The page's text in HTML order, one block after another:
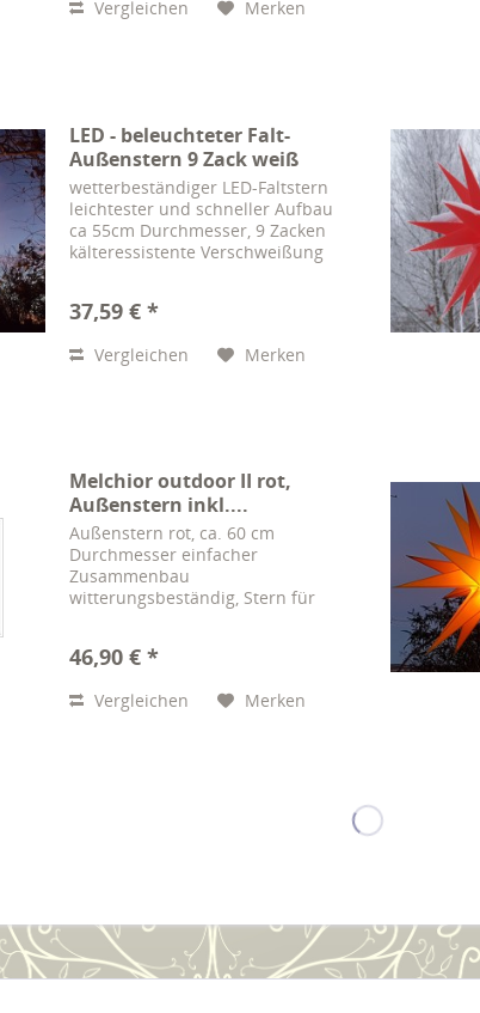
werden. Jede davon ist ein...
Vergleichen Merken
LED - beleuchteter Falt-
Außenstern 9 Zack weiß
wetterbeständiger LED-Faltstern
leichtester und schneller Aufbau
ca 55cm Durchmesser, 9 Zacken
kälteressistente Verschweißung
Hochwertig verarbeiteter,
37,59 € *
Vergleichen Merken
Melchior outdoor II rot,
Außenstern inkl....
Außenstern rot, ca. 60 cm
Durchmesser einfacher
Zusammenbau
witterungsbeständig, Stern für
46,90 € *
Vergleichen Merken